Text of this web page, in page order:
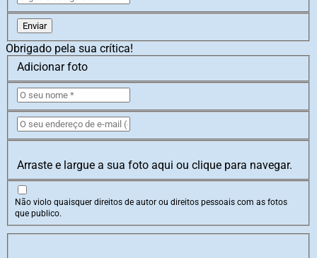
Enviar
Obrigado pela sua crítica!
Adicionar foto
Arraste e largue a sua foto aqui ou clique para navegar.
Não violo quaisquer direitos de autor ou direitos pessoais com as fotos
que publico.